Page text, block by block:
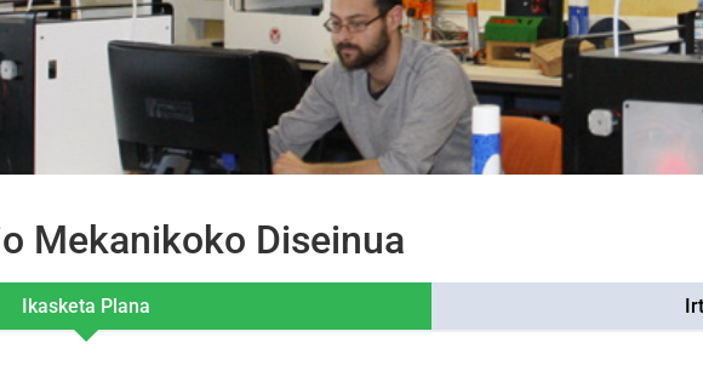
Mekanikoko Diseinua
Ikasketa Plana